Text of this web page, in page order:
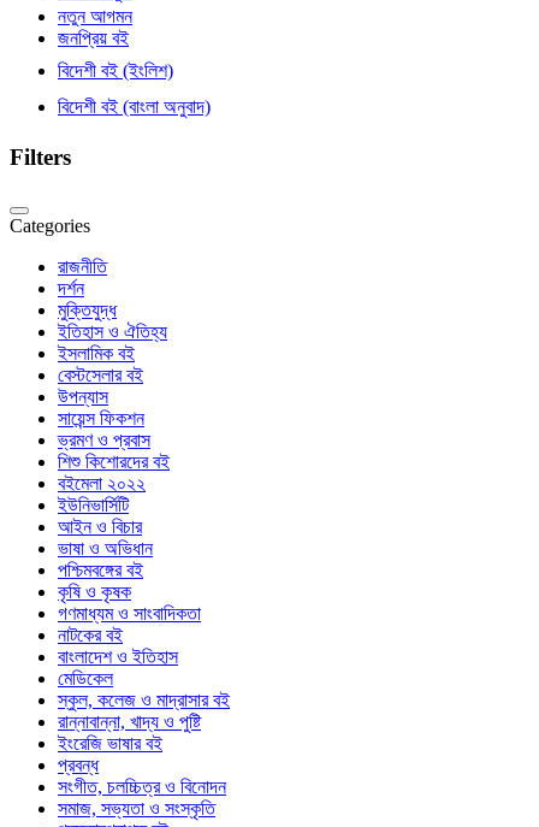
নতুন আগমন
জনপ্রিয় বই
বিদেশী বই (ইংলিশ)
বিদেশী বই (বাংলা অনুবাদ)
Filters
Categories
রাজনীতি
দর্শন
মুক্তিযুদ্ধ
ইতিহাস ও ঐতিহ্য
ইসলামিক বই
বেস্টসেলার বই
উপন্যাস
সায়েন্স ফিকশন
ভ্রমণ ও প্রবাস
শিশু কিশোরদের বই
বইমেলা ২০২২
ইউনিভার্সিটি
আইন ও বিচার
ভাষা ও অভিধান
পশ্চিমবঙ্গের বই
কৃষি ও কৃষক
গণমাধ্যম ও সাংবাদিকতা
নাটকের বই
বাংলাদেশ ও ইতিহাস
মেডিকেল
স্কুল, কলেজ ও মাদ্রাসার বই
রান্নাবান্না, খাদ্য ও পুষ্টি
ইংরেজি ভাষার বই
প্রবন্ধ
সংগীত, চলচ্চিত্র ও বিনোদন
সমাজ, সভ্যতা ও সংস্কৃতি